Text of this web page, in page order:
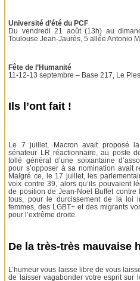
Université d’été du PCF
Du vendredi 21 août (13h) au
Toulouse Jean-Jaurès, 5 allée Antonio
Fête de l’Humanité
11-12-13 septembre – Base 217, Le
Ils l’ont fait !
Le 7 juillet, Macron avait proposé
sénateur LR réactionnaire, au poste
tollé général d’une soixantaine
pour s’opposer à sa nomination avait
Malgré ce, le 17 juillet, les
voix contre 39, alors qu’ils pouvaient
de position de Jean-Noël Buffet contre
tous, pour le durcissement de la loi
femmes, des LGBT+ et des migrants
pour l’extrême droite.
De la très-très mauvaise
L’humeur vous laisse libre de vous
de laisser vagabonder votre esprit sur